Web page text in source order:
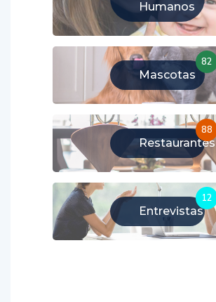
Humanos
Mascotas
82
Restaurantes
88
Entrevistas
12